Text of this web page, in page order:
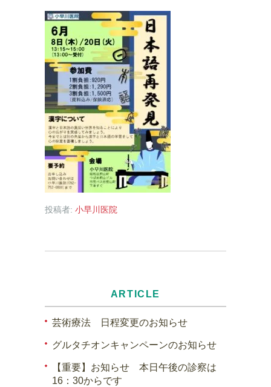
投稿者: 小早川医院
ARTICLE
芸術療法 日程変更のお知らせ
グルタチオンキャンペーンのお知らせ
【重要】お知らせ 本日午後の診察は
16：30からです